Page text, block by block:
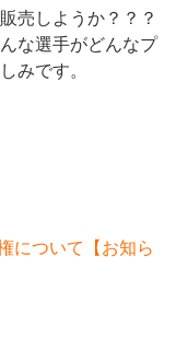
売しようか？？？
な選手がどんなプ
みです。
について【お知ら